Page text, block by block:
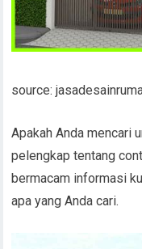
source:
Apakah Anda mencari
pelengkap tentang
bermacam informasi
apa yang Anda cari.